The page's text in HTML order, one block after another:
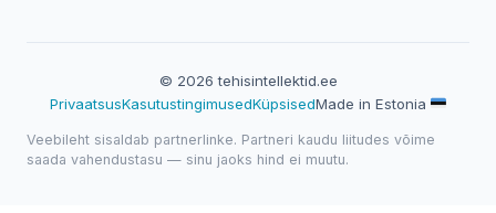
© 2026 tehisintellektid.ee
PrivaatsusKasutustingimusedKüpsisedMade in Estonia
Veebileht sisaldab partnerlinke. Partneri kaudu liitudes võime
saada vahendustasu — sinu jaoks hind ei muutu.